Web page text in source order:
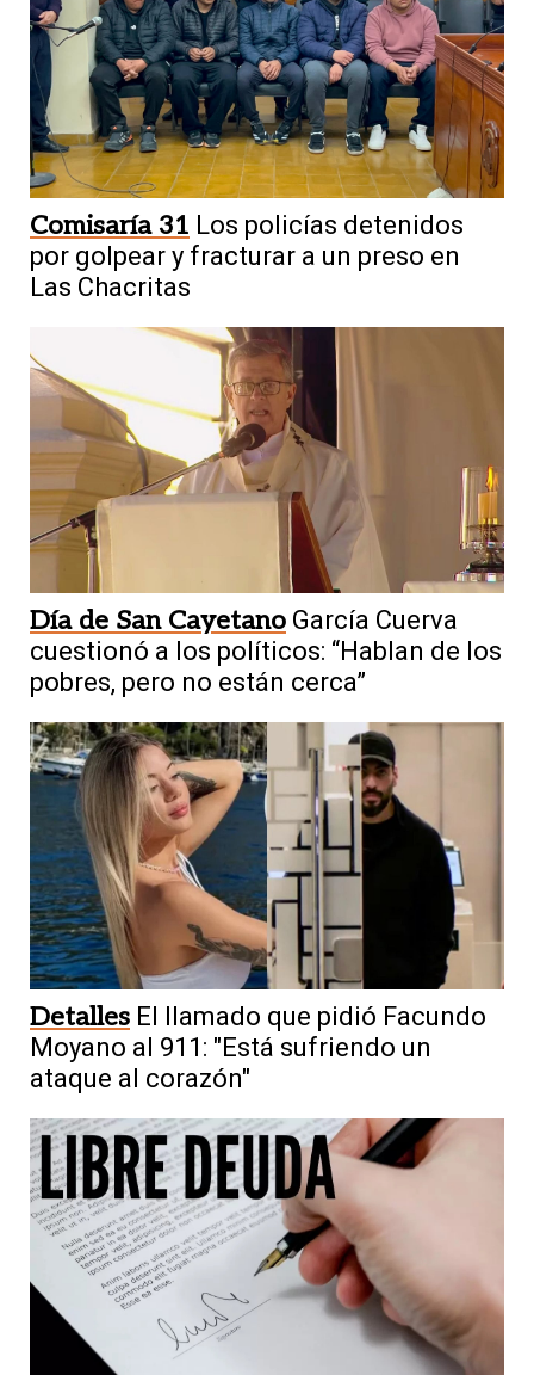
Comisaría 31 Los policías detenidos
por golpear y fracturar a un preso en
Las Chacritas
Día de San Cayetano García Cuerva
cuestionó a los políticos: “Hablan de los
pobres, pero no están cerca”
Detalles El llamado que pidió Facundo
Moyano al 911: "Está sufriendo un
ataque al corazón"